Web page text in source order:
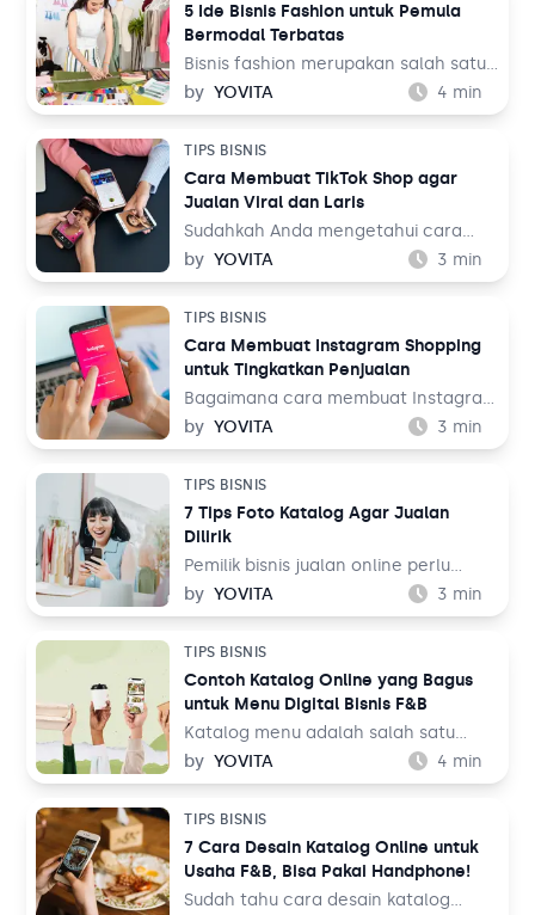
5 Ide Bisnis Fashion untuk Pemula
Bermodal Terbatas
Bisnis fashion merupakan salah satu
bisnis yang tak akan pernah mati.
Sebab, pada dasarnya setiap orang
kehidupan sehari-hari mereka, baik
untuk bekerja maupun aktivitas
lainnya. Tentu ini jadi peluang bisnis
yang menjanjikan dari waktu ke
waktu.
by YOVITA 4 min
TIPS BISNIS
Cara Membuat TikTok Shop agar
Jualan Viral dan Laris
Sudahkah Anda mengetahui cara
membuat TikTok Shop? TikTok
merupakan salah satu media sosial
sosial yang menampilkan konten
audio visual tersebut dinilai menarik
karena menampilkan beragam tema,
mulai dari hiburan, resep makanan,
hingga pengetahuan. Bahkan media
sosial ini juga bisa digunakan untuk
Lalu, bagaimana cara membuatnya
untuk jualan online?
by YOVITA 3 min
TIPS BISNIS
Cara Membuat Instagram Shopping
untuk Tingkatkan Penjualan
Bagaimana cara membuat Instagram
Shopping? Instagram adalah salah
satu media sosial populer saat ini
orang di seluruh dunia. Dalam
perspektif bisnis, hal ini tentu menjadi
sebuah keuntungan.
by YOVITA 3 min
TIPS BISNIS
7 Tips Foto Katalog Agar Jualan
Dilirik
Pemilik bisnis jualan online perlu
belajar tentang fotografi produk
agar bisa menghasilkan foto yang
barang dagangan. Foto katalog tidak
bisa dilakukan sembarangan dan asal
upload ke tempat jualan. Saat
berbelanja, pengunjung toko online
bukan hanya membandingkan harga
dengan toko sebelah, tetapi juga
ada.
by YOVITA 3 min
TIPS BISNIS
Contoh Katalog Online yang Bagus
untuk Menu Digital Bisnis F&B
Katalog menu adalah salah satu
elemen penting dalam bisnis F&B.
Tidak hanya memudahkan pelanggan
mereka pesan, tapi katalog menu
juga bisa menjadi sarana
membangun image untuk bisnis Anda.
Oleh karena itu, mendesain katalog
by YOVITA 4 min
TIPS BISNIS
7 Cara Desain Katalog Online untuk
Usaha F&B, Bisa Pakai Handphone!
Sudah tahu cara desain katalog